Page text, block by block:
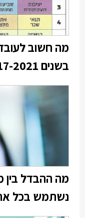
מה חשוב
בשנים 2017-2021 ואיך השפיעה הקורונה?
מה ההבדל בין
נשתמש בכל